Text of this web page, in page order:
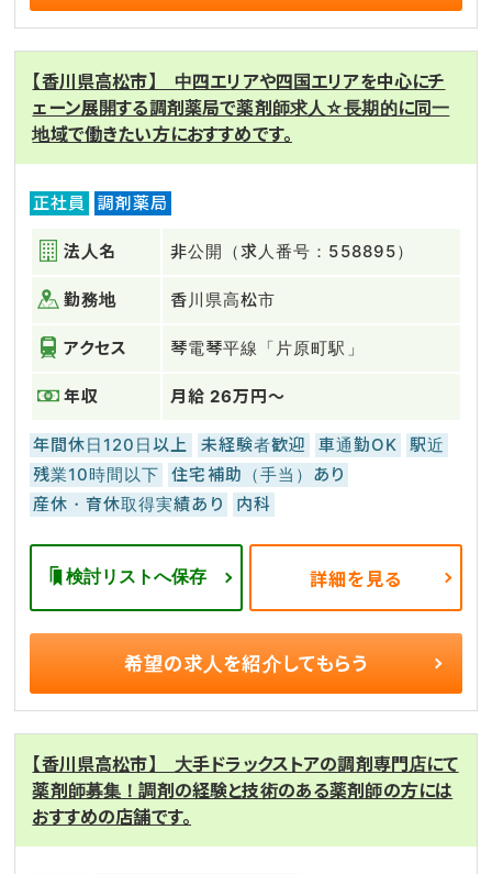
【香川県高松市】 中四エリアや四国エリアを中心にチ
ェーン展開する調剤薬局で薬剤師求人☆長期的に同一
地域で働きたい方におすすめです。
正社員 調剤薬局
法人名 非公開（求人番号：558895）
勤務地 香川県高松市
アクセス 琴電琴平線「片原町駅」
年収 月給 26万円～
年間休日120日以上 未経験者歓迎 車通勤OK
駅近
残業10時間以下
住宅補助（手当）あり
産休・育休取得実績あり
内科
検討リストへ保存 詳細を見る
希望の求人を紹介してもらう
【香川県高松市】 大手ドラックストアの調剤専門店にて
薬剤師募集！調剤の経験と技術のある薬剤師の方には
おすすめの店舗です。